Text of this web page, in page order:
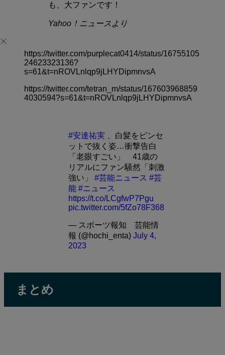
も、大ファンです！
Yahoo！ニュースより
https://twitter.com/purplecat0414/status/16755105
24623323136?
s=61&t=nROVLnlqp9jLHYDipmnvsA
https://twitter.com/tetran_m/status/167603968859
4030594?s=61&t=nROVLnlqp9jLHYDipmnvsA
#安達祐実 、白髪をピンセ
ットで抜く姿…衝撃告白
「老眼すごい」 41歳の
リアルにファン騒然「刺激
強い」 #芸能ニュース #芸
能 #ニュース
https://t.co/LCgfwP7Pgu
pic.twitter.com/5fZo78F368
— スポーツ報知 芸能情
報 (@hochi_enta) July 4,
2023
まとめ